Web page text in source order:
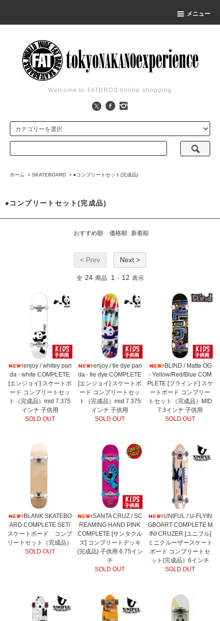
メニュー
Welcome to FATBROS online shopping
ホーム > SKATEBOARD > ●コンプリートセット(完成品)
●コンプリートセット(完成品)
おすすめ順 価格順 新着順
< Prev Next >
全 24 商品 1 - 12 表示
enjoy / whitey pan
da - white COMPLETE
[エンジョイ] スケートボ
ード コンプリートセッ
ト（完成品）mid 7.375
インチ 子供用
SOLD OUT
enjoy / tie dye pan
da - tie dye COMPLETE
[エンジョイ] スケートボ
ード コンプリートセッ
ト（完成品）mid 7.375
インチ 子供用
SOLD OUT
BLIND / Matte OG
- Yellow/Red/Blue COM
PLETE [ブラインド] スケ
ートボード コンプリー
トセット（完成品）MID
7.3インチ 子供用
SOLD OUT
BLANK SKATEBO
ARD COMPLETE SET/
スケートボード コンプ
リートセット（完成品）
SOLD OUT
SANTA CRUZ / SC
REAMING HAND PINK
COMPLETE [サンタクル
ズ] コンプリートデッキ
(完成品) 子供用 6.75イン
チ
SOLD OUT
UNIFUL / U-FLYIN
GBOART COMPLETE M
INI CRUZER [ユニフル]
ミニクルーザースケート
ボード コンプリートセ
ット(完成品）6インチ
SOLD OUT